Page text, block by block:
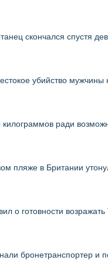
скончался спустя
убийство мужчины
ради
пляже в Британии
о готовности
бронетранспортер и